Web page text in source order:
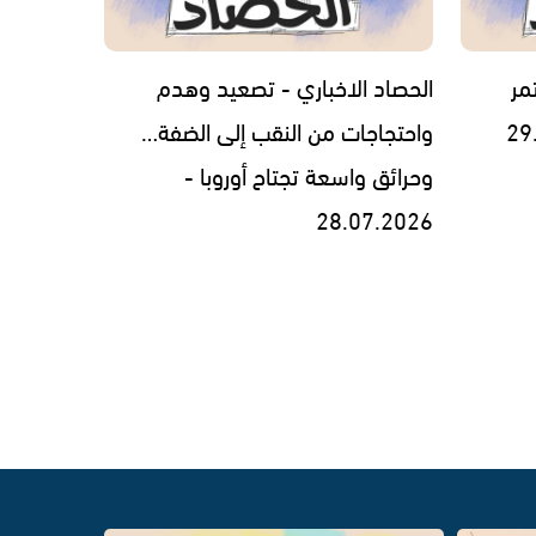
الحصاد الاخباري - تصعيد وهدم
واحتجاجات من النقب إلى الضفة…
وحرائق واسعة تجتاح أوروبا -
28.07.2026